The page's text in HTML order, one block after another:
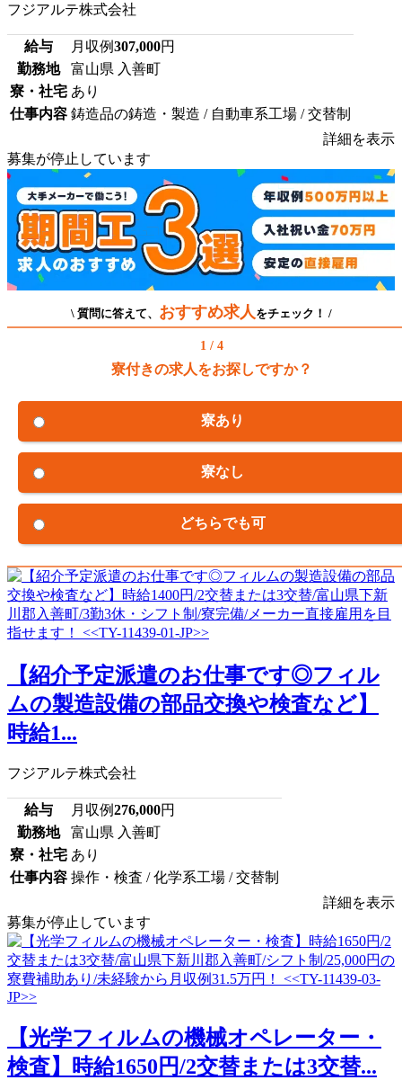
フジアルテ株式会社
給与 月収例307,000円
勤務地
富山県 入善町
寮・社宅 あり
仕事内容 鋳造品の鋳造・製造 / 自動車系工場 / 交替制
詳細を表示
募集が停止しています
\ 質問に答えて、 おすすめ求人 をチェック！ /
1 / 4
寮付きの求人をお探しですか？
寮あり
寮なし
どちらでも可
【紹介予定派遣のお仕事です◎フィル
ムの製造設備の部品交換や検査など】
時給1...
フジアルテ株式会社
給与 月収例276,000円
勤務地
富山県 入善町
寮・社宅 あり
仕事内容 操作・検査 / 化学系工場 / 交替制
詳細を表示
募集が停止しています
【光学フィルムの機械オペレーター・
検査】時給1650円/2交替または3交替...